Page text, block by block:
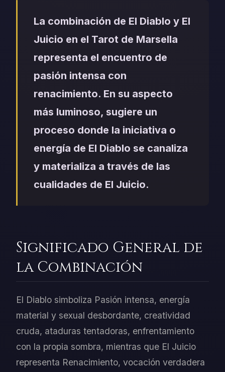
La combinación de El Diablo y El
Juicio en el Tarot de Marsella
representa el encuentro de
pasión intensa con
renacimiento. En su aspecto
más luminoso, sugiere un
proceso donde la iniciativa o
energía de El Diablo se canaliza
y materializa a través de las
cualidades de El Juicio.
Significado General de
la Combinación
El Diablo simboliza Pasión intensa, energía
material y sexual desbordante, creatividad
cruda, ataduras tentadoras, enfrentamiento
con la propia sombra, mientras que El Juicio
representa Renacimiento, vocación verdadera